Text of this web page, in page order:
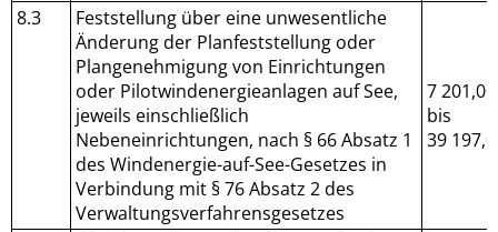
8.3
Feststellung über eine unwesentliche
Änderung der Planfeststellung oder
Plangenehmigung von Einrichtungen
oder Pilotwindenergieanlagen auf See,
jeweils einschließlich
Nebeneinrichtungen, nach § 66 Absatz 1
des Windenergie-auf-See-Gesetzes in
Verbindung mit § 76 Absatz 2 des
Verwaltungsverfahrensgesetzes
7 201,00
bis
39